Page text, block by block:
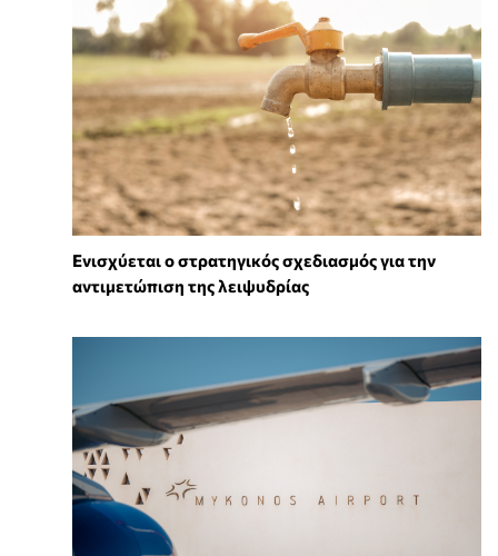
Ενισχύεται ο στρατηγικός σχεδιασμός για την
αντιμετώπιση της λειψυδρίας